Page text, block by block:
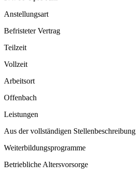
Anstellungsart
Befristeter Vertrag
Teilzeit
Vollzeit
Arbeitsort
Offenbach
Leistungen
Aus der vollständigen Stellenbeschreibung
Weiterbildungsprogramme
Betriebliche Altersvorsorge